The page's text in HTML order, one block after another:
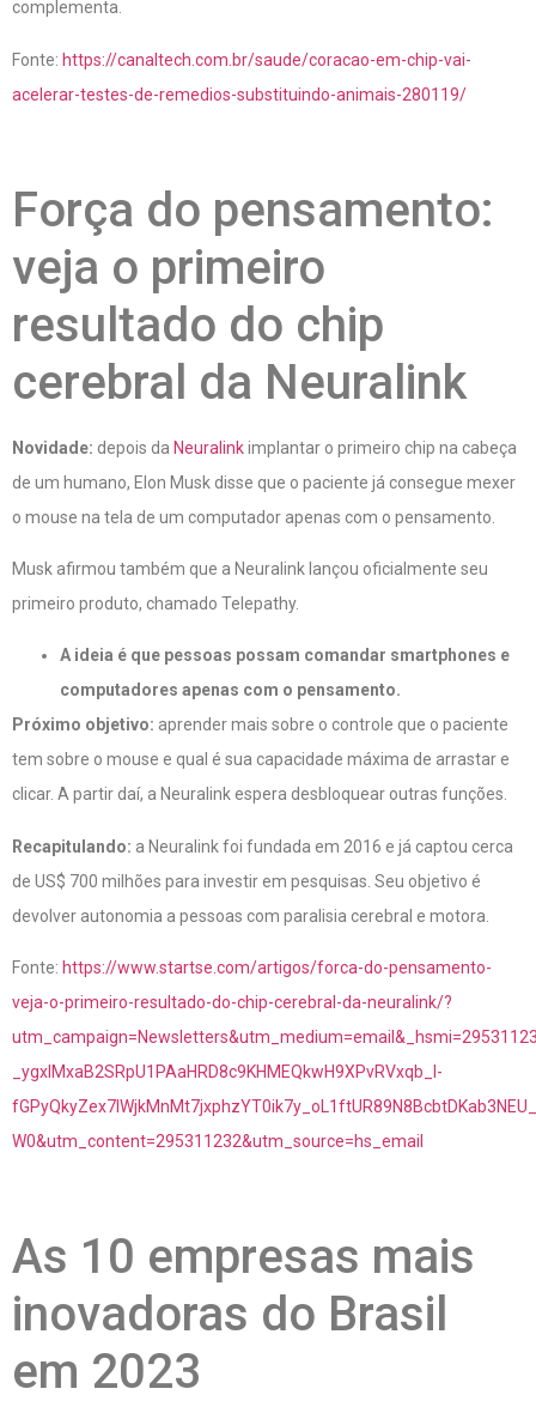
complementa.
Fonte: https://canaltech.com.br/saude/coracao-em-chip-vai-
acelerar-testes-de-remedios-substituindo-animais-280119/
Força do pensamento:
veja o primeiro
resultado do chip
cerebral da Neuralink
Novidade: depois da Neuralinkimplantar o primeiro chip na cabeça
de um humano, Elon Musk disse que o paciente já consegue mexer
o mouse na tela de um computador apenas com o pensamento.
Musk afirmou também que a Neuralink lançou oficialmente seu
primeiro produto, chamado Telepathy.
A ideia é que pessoas possam comandar smartphones e
computadores apenas com o pensamento.
Próximo objetivo: aprender mais sobre o controle que o paciente
tem sobre o mouse e qual é sua capacidade máxima de arrastar e
clicar. A partir daí, a Neuralink espera desbloquear outras funções.
Recapitulando: a Neuralink foi fundada em 2016 e já captou cerca
de US$ 700 milhões para investir em pesquisas. Seu objetivo é
devolver autonomia a pessoas com paralisia cerebral e motora.
Fonte: https://www.startse.com/artigos/forca-do-pensamento-
veja-o-primeiro-resultado-do-chip-cerebral-da-neuralink/?
_ygxlMxaB2SRpU1PAaHRD8c9KHMEQkwH9XPvRVxqb_I-
W0&utm_content=295311232&utm_source=hs_email
As 10 empresas mais
inovadoras do Brasil
em 2023